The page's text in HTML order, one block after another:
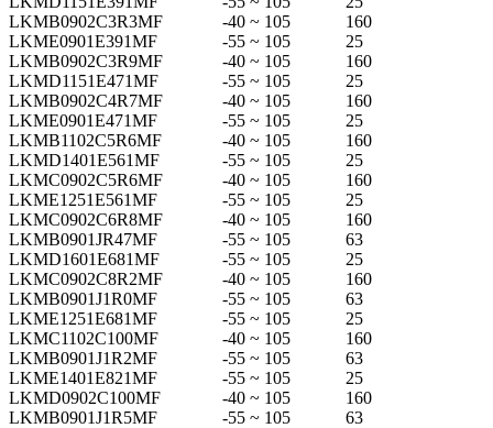
LKMB0902C3R3MF
-40 ~ 105
160
LKME0901E391MF
-55 ~ 105
25
LKMB0902C3R9MF
-40 ~ 105
160
LKMD1151E471MF
-55 ~ 105
25
LKMB0902C4R7MF
-40 ~ 105
160
LKME0901E471MF
-55 ~ 105
25
LKMB1102C5R6MF
-40 ~ 105
160
LKMD1401E561MF
-55 ~ 105
25
LKMC0902C5R6MF
-40 ~ 105
160
LKME1251E561MF
-55 ~ 105
25
LKMC0902C6R8MF
-40 ~ 105
160
LKMB0901JR47MF
-55 ~ 105
63
LKMD1601E681MF
-55 ~ 105
25
LKMC0902C8R2MF
-40 ~ 105
160
LKMB0901J1R0MF
-55 ~ 105
63
LKME1251E681MF
-55 ~ 105
25
LKMC1102C100MF
-40 ~ 105
160
LKMB0901J1R2MF
-55 ~ 105
63
LKME1401E821MF
-55 ~ 105
25
LKMD0902C100MF
-40 ~ 105
160
LKMB0901J1R5MF
-55 ~ 105
63